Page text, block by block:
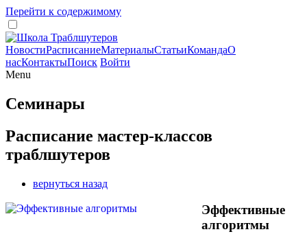
Перейти к содержимому
НовостиРасписаниеМатериалыСтатьиКомандаО
насКонтактыПоиск Войти
Menu
Семинары
Расписание мастер-классов
траблшутеров
вернуться назад
Эффективные
алгоритмы